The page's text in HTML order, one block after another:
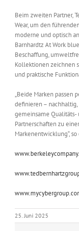
Beim zweiten Partner,
Wear, um den
moderne und optisch
Barnhardtz At Work
Beschaffung,
Kollektionen zeichnen
und praktische
„Beide Marken passen
definieren –
gemeinsame Qualitäts-
Partnerschaften zu
Markenentwicklung“,
25. Juni 2025